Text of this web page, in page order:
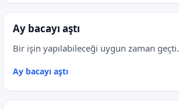
Ay bacayı aştı
Bir işin yapılabileceği uygun zaman geçti.
Ay bacayı aştı